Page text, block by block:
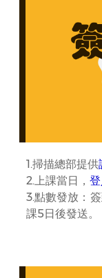
1.掃描總部提供
2.上課當日， 登
3.點數發放：
課5日後發送。